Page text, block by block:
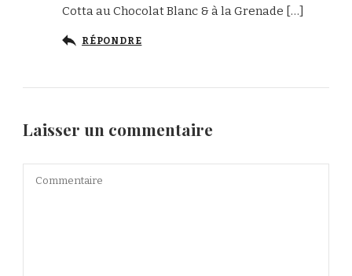
Cotta au Chocolat Blanc & à la Grenade […]
RÉPONDRE
Laisser un commentaire